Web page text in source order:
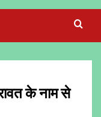
के नाम से